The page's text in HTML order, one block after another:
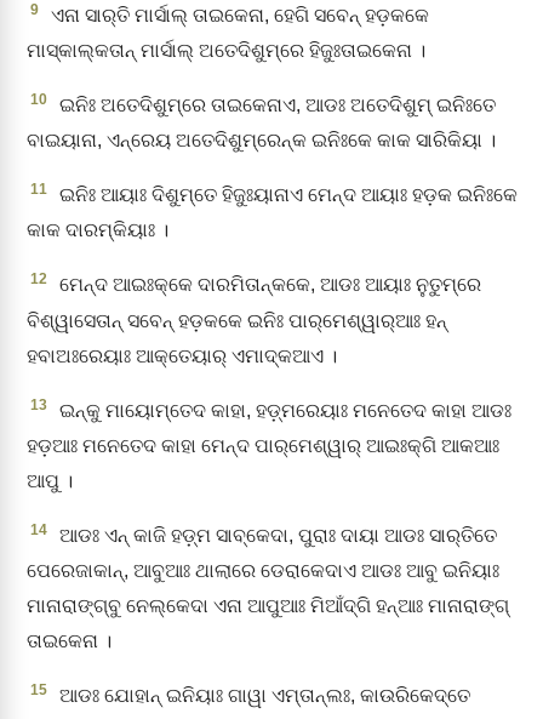
9
ଏନା ସାର୍‌ତି ମାର୍ସାଲ୍‌ ତାଇକେନା, ହେଗି ସବେନ୍‌ ହଡ଼କକେ
ମାସ୍କାଲ୍‌କତାନ୍‌ ମାର୍ସାଲ୍‌ ଅତେଦିଶୁମ୍‌ରେ ହିଜୁଃତାଇକେନା ।
10
ଇନିଃ ଅତେଦିଶୁମ୍‌ରେ ତାଇକେନାଏ, ଆଡଃ ଅତେଦିଶୁମ୍‌ ଇନିଃତେ
ବାଇୟାନା, ଏନ୍‌ରେୟ ଅତେଦିଶୁମ୍‌ରେନ୍‌କ ଇନିଃକେ କାକ ସାରିକିୟା ।
11
ଇନିଃ ଆୟାଃ ଦିଶୁମ୍‌ତେ ହିଜୁଃୟାନାଏ ମେନ୍‌ଦ ଆୟାଃ ହଡ଼କ ଇନିଃକେ
କାକ ଦାରମ୍‌କିୟାଃ ।
12
ମେନ୍‌ଦ ଆଇଃକ୍‌କେ ଦାରମିତାନ୍‌କକେ, ଆଡଃ ଆୟାଃ ନୁତୁମ୍‌ରେ
ବିଶ୍ୱାସେତାନ୍‌ ସବେନ୍‌ ହଡ଼କକେ ଇନିଃ ପାର୍‌ମେଶ୍ୱାର୍‌ଆଃ ହନ୍‌
ହବାଅଃରେୟାଃ ଆକ୍‌ତେୟାର୍‌ ଏମାଦ୍‍କଆଏ ।
13
ଇନ୍‌କୁ ମାୟୋମ୍‌ତେଦ କାହା, ହଡ଼୍‌ମରେୟାଃ ମନେତେଦ କାହା ଆଡଃ
ହଡ଼ଆଃ ମନେତେଦ କାହା ମେନ୍‌ଦ ପାର୍‌ମେଶ୍ୱାର୍‌ ଆଇଃକ୍‌ଗି ଆକଆଃ
ଆପୁ ।
14
ଆଡଃ ଏନ୍‌ କାଜି ହଡ଼୍‌ମ ସାବ୍‌କେଦା, ପୁରାଃ ଦାୟା ଆଡଃ ସାର୍‌ତିତେ
ପେରେଜାକାନ୍‌, ଆବୁଆଃ ଥାଲାରେ ଡେରାକେଦାଏ ଆଡଃ ଆବୁ ଇନିୟାଃ
ମାନାରାଙ୍ଗ୍‌ବୁ ନେଲ୍‌କେଦା ଏନା ଆପୁଆଃ ମିଆଁଦ୍‌ଗି ହନ୍‌ଆଃ ମାନାରାଙ୍ଗ୍‌
ତାଇକେନା ।
15
ଆଡଃ ଯୋହାନ୍‌ ଇନିୟାଃ ଗାୱା ଏମ୍‌ତାନ୍‌ଲଃ, କାଉରିକେଦ୍‌ତେ